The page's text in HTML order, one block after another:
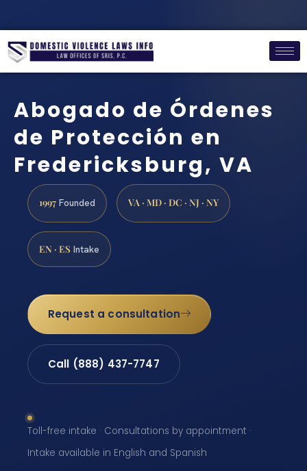
Abogado de Órdenes
de Protección en
Fredericksburg, VA
1997 Founded VA · MD · DC · NJ · NY
EN · ES Intake
Request a consultation
Call (888) 437-7747
Toll-free intake · Consultations by appointment ·
Intake available in English and Spanish